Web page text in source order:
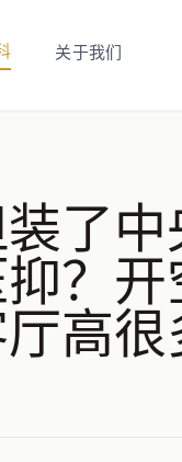
关于我们
了中
？开
高很